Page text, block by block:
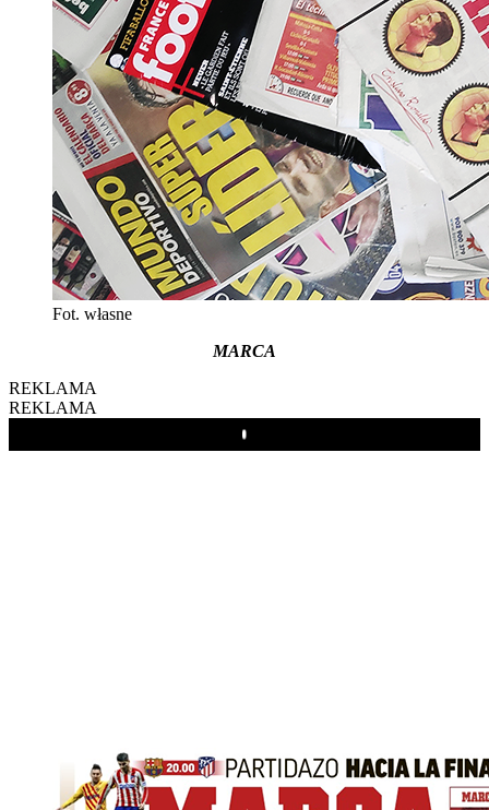
Fot. własne
MARCA
REKLAMA
REKLAMA
Play